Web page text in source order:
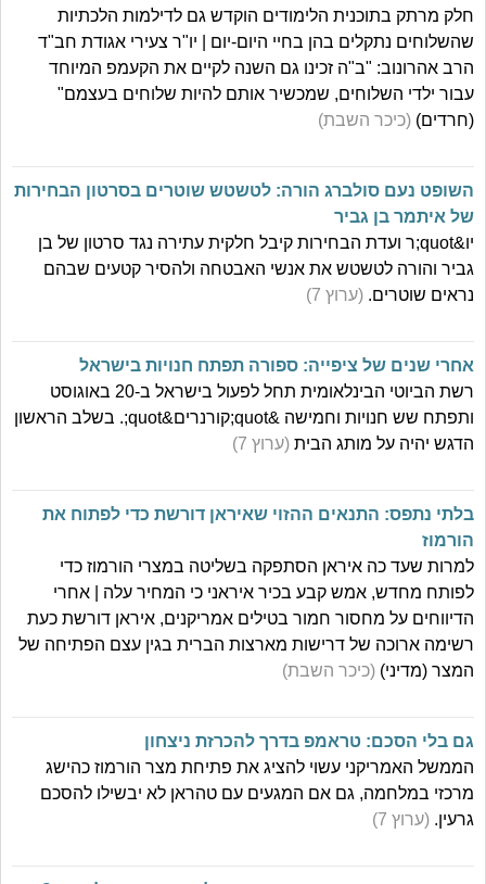
חלק מרתק בתוכנית הלימודים הוקדש גם לדילמות הלכתיות
שהשלוחים נתקלים בהן בחיי היום-יום | יו"ר צעירי אגודת חב"ד
הרב אהרונוב: "ב"ה זכינו גם השנה לקיים את הקעמפ המיוחד
עבור ילדי השלוחים, שמכשיר אותם להיות שלוחים בעצמם"
(חרדים) (כיכר השבת)
השופט נעם סולברג הורה: לטשטש שוטרים בסרטון הבחירות
של איתמר בן גביר
יו&quot;ר ועדת הבחירות קיבל חלקית עתירה נגד סרטון של בן
גביר והורה לטשטש את אנשי האבטחה ולהסיר קטעים שבהם
נראים שוטרים. (ערוץ 7)
אחרי שנים של ציפייה: ספורה תפתח חנויות בישראל
רשת הביוטי הבינלאומית תחל לפעול בישראל ב-20 באוגוסט
ותפתח שש חנויות וחמישה &quot;קורנרים&quot;. בשלב הראשון
הדגש יהיה על מותג הבית (ערוץ 7)
בלתי נתפס: התנאים ההזוי שאיראן דורשת כדי לפתוח את
הורמוז
למרות שעד כה איראן הסתפקה בשליטה במצרי הורמוז כדי
לפותח מחדש, אמש קבע בכיר איראני כי המחיר עלה | אחרי
הדיווחים על מחסור חמור בטילים אמריקנים, איראן דורשת כעת
רשימה ארוכה של דרישות מארצות הברית בגין עצם הפתיחה של
המצר (מדיני) (כיכר השבת)
גם בלי הסכם: טראמפ בדרך להכרזת ניצחון
הממשל האמריקני עשוי להציג את פתיחת מצר הורמוז כהישג
מרכזי במלחמה, גם אם המגעים עם טהראן לא יבשילו להסכם
גרעין. (ערוץ 7)